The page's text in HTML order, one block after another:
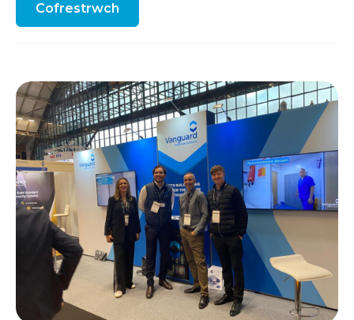
Cofrestrwch